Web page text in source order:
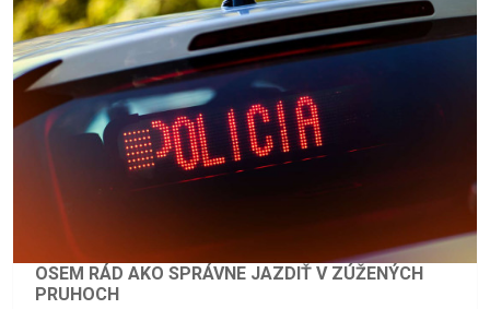
OSEM RÁD AKO SPRÁVNE JAZDIŤ V ZÚŽENÝCH
PRUHOCH